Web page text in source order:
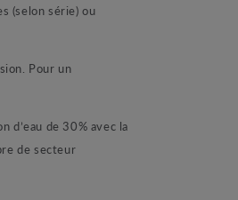
(selon série) ou
Pour un
de 30% avec la
de secteur